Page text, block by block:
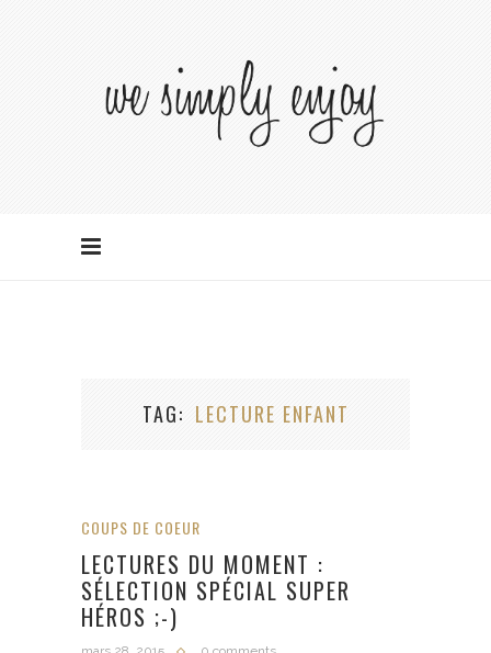
TAG LECTURE ENFANT
COUPS DE COEUR
LECTURES DU MOMENT :
SÉLECTION SPÉCIAL SUPER
HÉROS ;-)